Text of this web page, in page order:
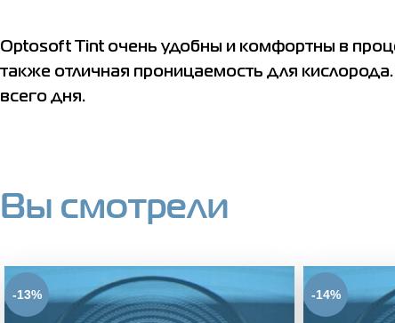
Optosoft Tint очень удобны и комфортны в
также отличная проницаемость для
всего дня.
Вы смотрели
-13% -14%